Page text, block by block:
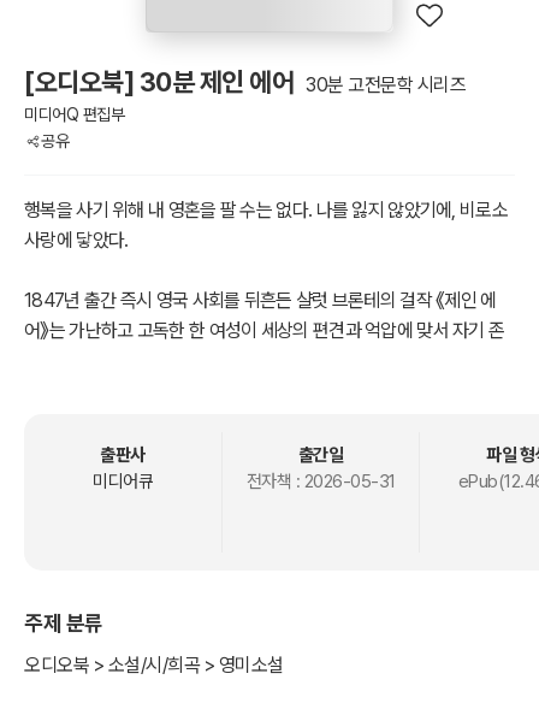
[오디오북] 30분 제인 에어 30분 고전문학 시리즈
미디어Q 편집부
공유
행복을 사기 위해 내 영혼을 팔 수는 없다. 나를 잃지 않았기에, 비로소
사랑에 닿았다.
1847년 출간 즉시 영국 사회를 뒤흔든 샬럿 브론테의 걸작 《제인 에
어》는 가난하고 고독한 한 여성이 세상의 편견과 억압에 맞서 자기 존
한 한 인간으로서의 자존과 주체적 삶의 선택이 지닌 위대한 가치를 일
출판사
미디어큐
출간일
전자책 : 2026-05-31
파일 형
주제 분류
오디오북 > 소설/시/희곡 > 영미소설